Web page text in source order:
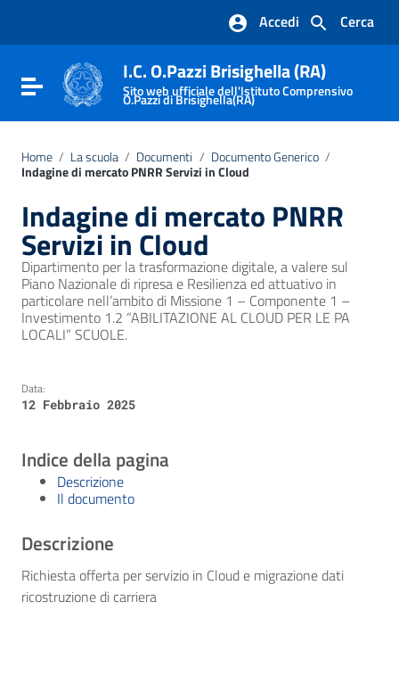
Vai al footer
Cerca
Accedi
Attiva / disattiva la navigazione
I.C. O.Pazzi Brisighella (RA)
Sito web ufficiale dell'Istituto Comprensivo
O.Pazzi di Brisighella(RA)
Home / La scuola / Documenti / Documento Generico /
Indagine di mercato PNRR Servizi in Cloud
Indagine di mercato PNRR
Servizi in Cloud
Dipartimento per la trasformazione digitale, a valere sul
Piano Nazionale di ripresa e Resilienza ed attuativo in
particolare nell’ambito di Missione 1 – Componente 1 –
Investimento 1.2 “ABILITAZIONE AL CLOUD PER LE PA
LOCALI” SCUOLE.
Data:
12 Febbraio 2025
Indice della pagina
Descrizione
Il documento
Descrizione
Richiesta offerta per servizio in Cloud e migrazione dati
ricostruzione di carriera